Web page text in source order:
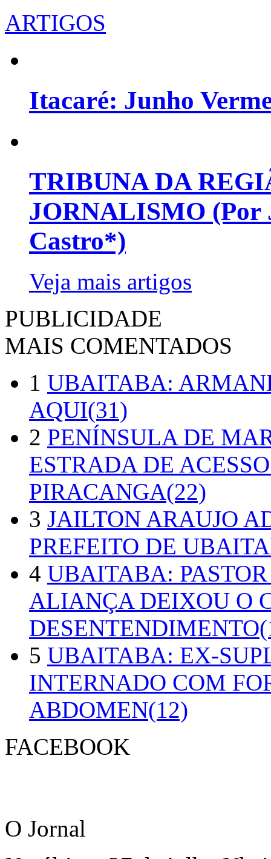
ARTIGOS
Itacaré: Junho
TRIBUNA DA
JORNALISMO (Por
Castro*)
Veja mais artigos
PUBLICIDADE
MAIS COMENTADOS
1 UBAITABA:
AQUI(31)
2 PENÍNSULA DE
ESTRADA DE
PIRACANGA(22)
3 JAILTON ARAUJO
PREFEITO DE
4 UBAITABA:
ALIANÇA DEIXOU O
5 UBAITABA: EX-
INTERNADO COM
ABDOMEN(12)
FACEBOOK
O Jornal